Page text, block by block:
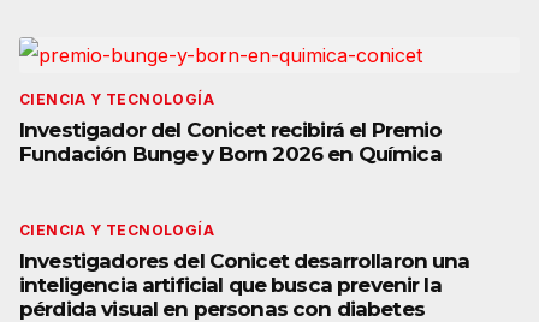
CIENCIA Y TECNOLOGÍA
Investigador del Conicet recibirá el Premio
Fundación Bunge y Born 2026 en Química
CIENCIA Y TECNOLOGÍA
Investigadores del Conicet desarrollaron una
inteligencia artificial que busca prevenir la
pérdida visual en personas con diabetes